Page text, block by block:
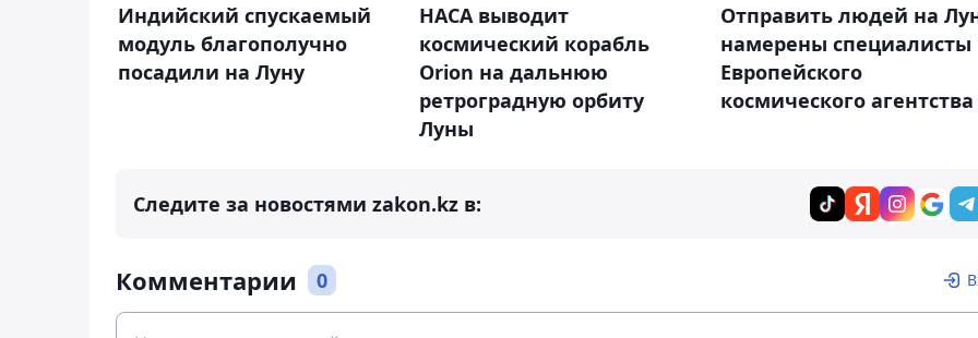
Индийский спускаемый
модуль благополучно
посадили на Луну
НАСА выводит
космический корабль
Orion на дальнюю
ретроградную орбиту
Луны
Отправить людей на
намерены специалисты
Европейского
космического агентства
Следите за новостями zakon.kz в:
Комментарии 0